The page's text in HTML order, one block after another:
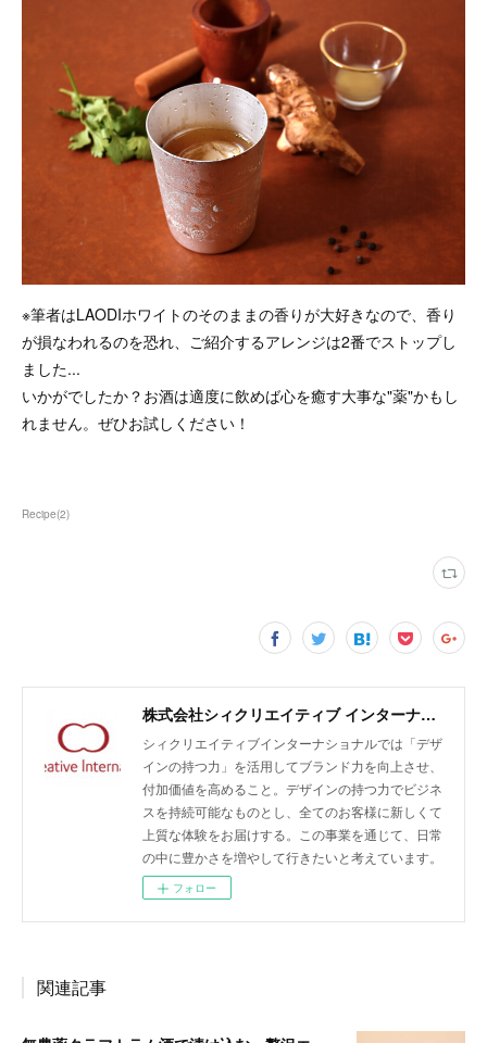
※筆者はLAODIホワイトのそのままの香りが大好きなので、香り
が損なわれるのを恐れ、ご紹介するアレンジは2番でストップし
ました...
いかがでしたか？お酒は適度に飲めば心を癒す大事な"薬"かもし
れません。ぜひお試しください！
Recipe(2)
株式会社シィクリエイティブ インターナショナル/無農薬クラフトラム酒LAODI、バオバブ由来のスキンケア化粧品emiiiの開発・輸入・販売、商品企画及びデザイン、販売促進、広告運用、EC支援
シィクリエイティブインターナショナルでは「デザ
インの持つ力」を活用してブランド力を向上させ、
付加価値を高めること。デザインの持つ力でビジネ
スを持続可能なものとし、全てのお客様に新しくて
上質な体験をお届けする。この事業を通じて、日常
の中に豊かさを増やして行きたいと考えています。
フォロー
関連記事